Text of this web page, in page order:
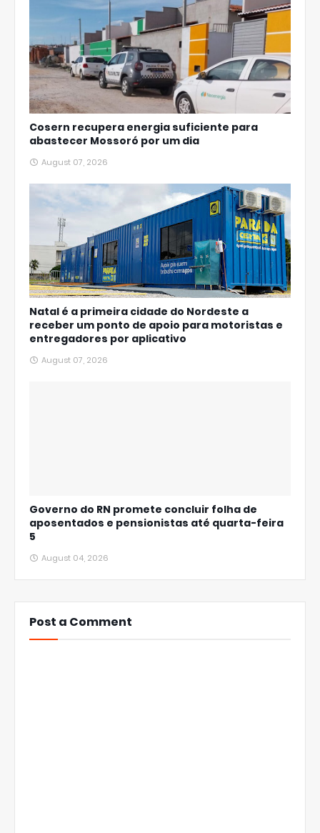
Cosern recupera energia suficiente para
abastecer Mossoró por um dia
August 07, 2026
Natal é a primeira cidade do Nordeste a
receber um ponto de apoio para motoristas e
entregadores por aplicativo
August 07, 2026
Governo do RN promete concluir folha de
aposentados e pensionistas até quarta-feira
5
August 04, 2026
Post a Comment